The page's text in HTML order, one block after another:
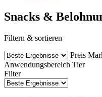
Snacks &
Filtern & sortieren
Preis
Anwendungsbereich Tier
Filter